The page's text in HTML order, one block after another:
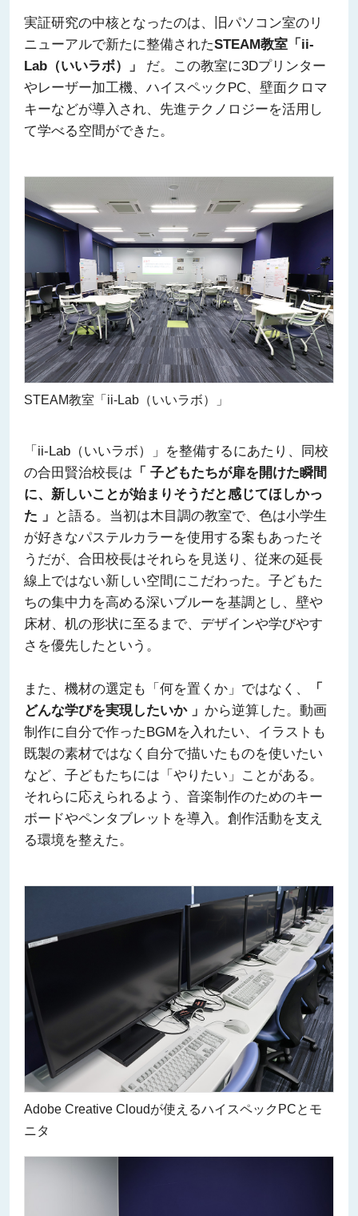
実証研究の中核となったのは、旧パソコン室のリ
ニューアルで新たに整備されたSTEAM教室「ii-
Lab（いいラボ）」
だ。この教室に3Dプリンター
やレーザー加工機、ハイスペックPC、壁面クロマ
キーなどが導入され、先進テクノロジーを活用し
て学べる空間ができた。
STEAM教室「ii-Lab（いいラボ）」
「ii-Lab（いいラボ）」を整備するにあたり、同校
の合田賢治校長は 「 子どもたちが扉を開けた瞬間
に、新しいことが始まりそうだと感じてほしかっ
た 」
と語る。当初は木目調の教室で、色は小学生
が好きなパステルカラーを使用する案もあったそ
うだが、合田校長はそれらを見送り、従来の延長
線上ではない新しい空間にこだわった。子どもた
ちの集中力を高める深いブルーを基調とし、壁や
床材、机の形状に至るまで、デザインや学びやす
さを優先したという。
また、機材の選定も「何を置くか」ではなく、
「
どんな学びを実現したいか 」 から逆算した。動画
制作に自分で作ったBGMを入れたい、イラストも
既製の素材ではなく自分で描いたものを使いたい
など、子どもたちには「やりたい」ことがある。
それらに応えられるよう、音楽制作のためのキー
ボードやペンタブレットを導入。創作活動を支え
る環境を整えた。
Adobe Creative Cloudが使えるハイスペックPCとモ
ニタ